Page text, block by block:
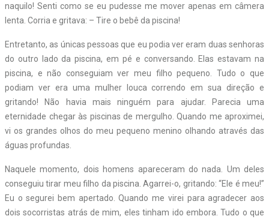
naquilo! Senti como se eu pudesse me mover apenas em câmera
lenta. Corria e gritava: – Tire o bebê da piscina!
Entretanto, as únicas pessoas que eu podia ver eram duas senhoras
do outro lado da piscina, em pé e conversando. Elas estavam na
piscina, e não conseguiam ver meu filho pequeno. Tudo o que
podiam ver era uma mulher louca correndo em sua direção e
gritando! Não havia mais ninguém para ajudar. Parecia uma
eternidade chegar às piscinas de mergulho. Quando me aproximei,
vi os grandes olhos do meu pequeno menino olhando através das
águas profundas.
Naquele momento, dois homens apareceram do nada. Um deles
conseguiu tirar meu filho da piscina. Agarrei-o, gritando: “Ele é meu!”
Eu o segurei bem apertado. Quando me virei para agradecer aos
dois socorristas atrás de mim, eles tinham ido embora. Tudo o que